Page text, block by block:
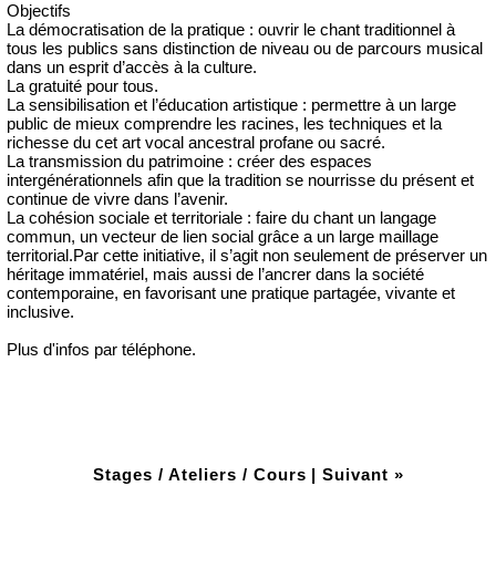
Objectifs
La démocratisation de la pratique : ouvrir le chant traditionnel à
tous les publics sans distinction de niveau ou de parcours musical
dans un esprit d’accès à la culture.
La gratuité pour tous.
La sensibilisation et l’éducation artistique : permettre à un large
public de mieux comprendre les racines, les techniques et la
richesse du cet art vocal ancestral profane ou sacré.
La transmission du patrimoine : créer des espaces
intergénérationnels afin que la tradition se nourrisse du présent et
continue de vivre dans l’avenir.
La cohésion sociale et territoriale : faire du chant un langage
commun, un vecteur de lien social grâce a un large maillage
territorial.Par cette initiative, il s’agit non seulement de préserver un
héritage immatériel, mais aussi de l’ancrer dans la société
contemporaine, en favorisant une pratique partagée, vivante et
inclusive.
Plus d'infos par téléphone.
Stages / Ateliers / Cours | Suivant »